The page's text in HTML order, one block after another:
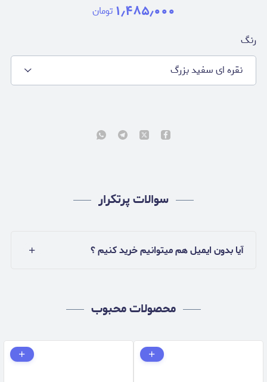
۱٫۴۸۵٫۰۰۰ تومان
رنگ
نقره ای سفید بزرگ
سوالات پرتکرار
آیا بدون ایمیل هم میتوانیم خرید کنیم ؟
محصولات محبوب